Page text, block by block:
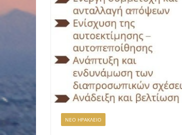
ΝΕΟ ΗΡΑΚΛΕΙΟ